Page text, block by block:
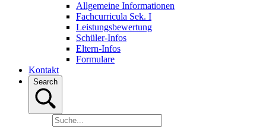
Allgemeine Informationen
Fachcurricula Sek. I
Leistungsbewertung
Schüler-Infos
Eltern-Infos
Formulare
Kontakt
Search